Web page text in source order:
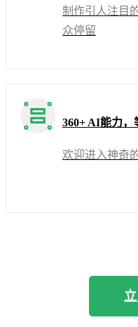
制作引人注目
众停留
360+ AI能力，
欢迎进入神奇